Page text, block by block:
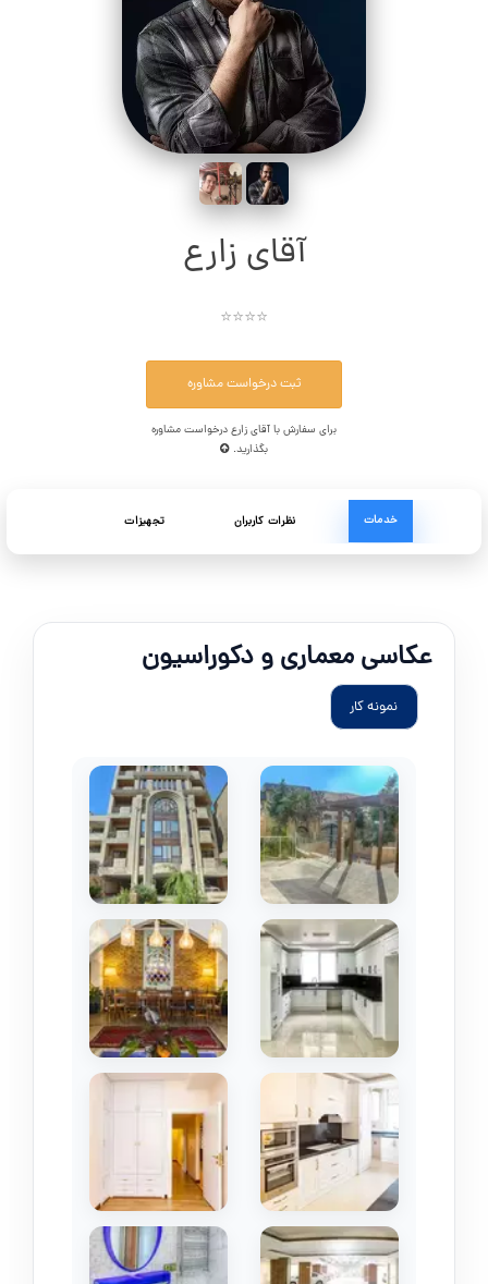
آقای زارع
⭐⭐⭐⭐
ثبت درخواست مشاوره
برای سفارش با آقای زارع درخواست مشاوره
بگذارید.
خدمات نظرات کاربران تجهیزات
عکاسی معماری و دکوراسیون
نمونه کار